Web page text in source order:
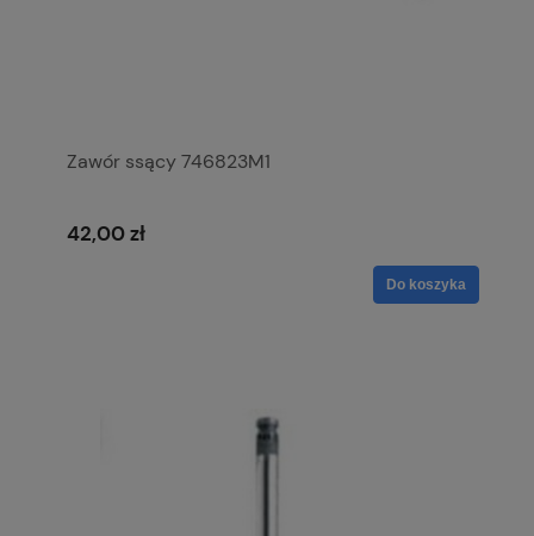
Zawór ssący 746823M1
42,00 zł
Do koszyka